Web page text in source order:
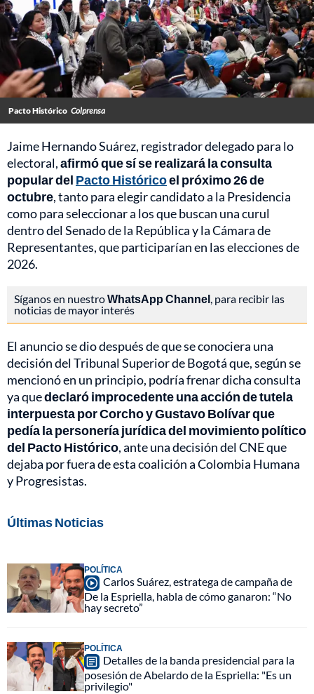
Pacto Histórico Colprensa
Jaime Hernando Suárez, registrador delegado para lo
electoral,afirmó que sí se realizará la consulta
popular del Pacto Históricoel próximo 26 de
octubre, tanto para elegir candidato a la Presidencia
como para seleccionar a los que buscan una curul
dentro del Senado de la República y la Cámara de
Representantes, que participarían en las elecciones de
2026.
Síganos en nuestroWhatsApp Channel, para recibir las
noticias de mayor interés
El anuncio se dio después de que se conociera una
decisión del Tribunal Superior de Bogotá que, según se
mencionó en un principio, podría frenar dicha consulta
ya quedeclaró improcedente una acción de tutela
interpuesta por Corcho y Gustavo Bolívar que
pedía la personería jurídica del movimiento político
del Pacto Histórico, ante una decisión del CNE que
dejaba por fuera de esta coalición a Colombia Humana
y Progresistas.
Últimas Noticias
POLÍTICA
Carlos Suárez, estratega de campaña de
De la Espriella, habla de cómo ganaron: “No
hay secreto”
POLÍTICA
Detalles de la banda presidencial para la
posesión de Abelardo de la Espriella: "Es un
privilegio"